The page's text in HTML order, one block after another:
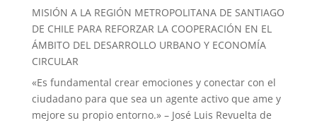
MISIÓN A LA REGIÓN METROPOLITANA DE SANTIAGO
DE CHILE PARA REFORZAR LA COOPERACIÓN EN EL
ÁMBITO DEL DESARROLLO URBANO Y ECONOMÍA
CIRCULAR
«Es fundamental crear emociones y conectar con el
ciudadano para que sea un agente activo que ame y
mejore su propio entorno.» – José Luis Revuelta de